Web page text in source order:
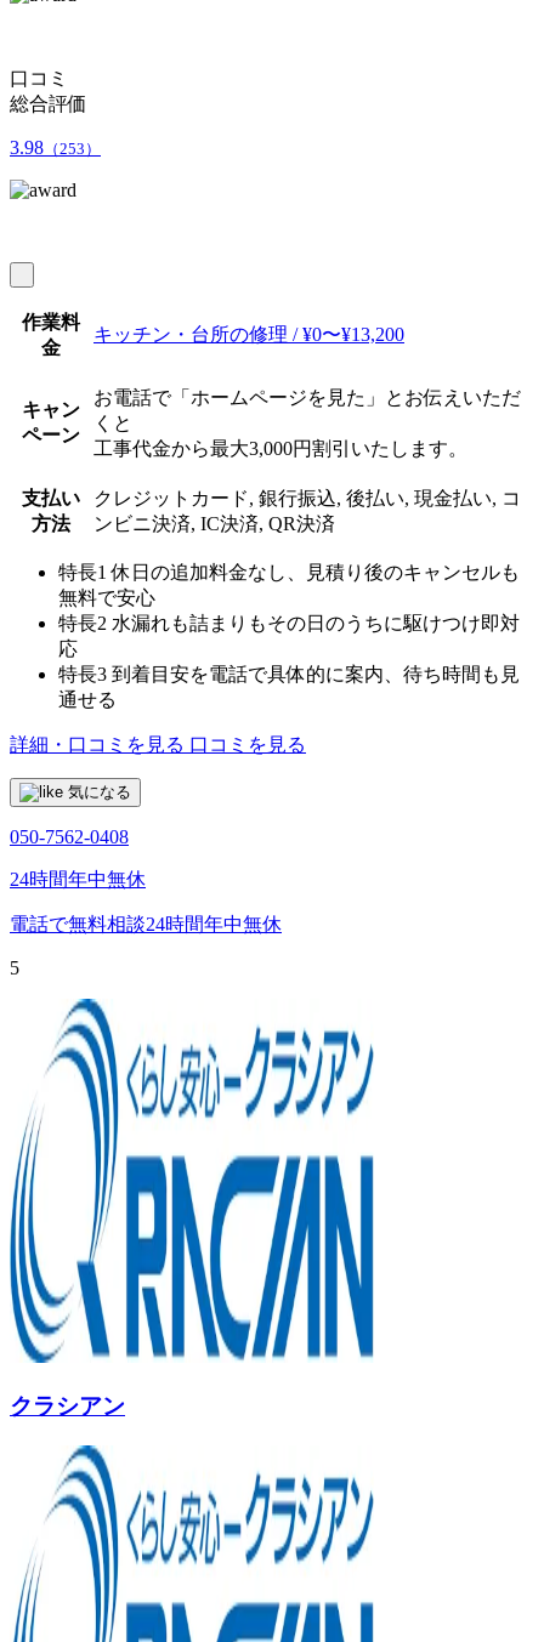
口コミ
総合評価
3.98 （253）
作業料
金
キッチン・台所の修理 / ¥0〜¥13,200
キャン
ペーン
お電話で「ホームページを見た」とお伝えいただ
くと
工事代金から最大3,000円割引いたします。
支払い
方法
クレジットカード, 銀行振込, 後払い, 現金払い, コ
ンビニ決済, IC決済, QR決済
特長1 休日の追加料金なし、見積り後のキャンセルも
無料で安心
特長2 水漏れも詰まりもその日のうちに駆けつけ即対
応
特長3 到着目安を電話で具体的に案内、待ち時間も見
通せる
詳細・口コミを見る 口コミを見る
気になる
050-7562-0408
24時間年中無休
電話で無料相談24時間年中無休
5
クラシアン